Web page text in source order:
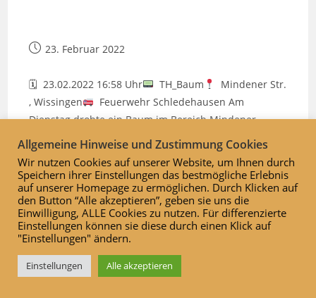
Beitrag23. Februar 2022
🗓 23.02.2022 16:58 Uhr TH_Baum
Mindener Str.
, Wissingen
Feuerwehr Schledehausen Am
Dienstag drohte ein Baum im Bereich Mindener
Straße/Bröckerweg auf die Fahrbahn zu stürzen. Wir
mussten die Straße während des Einsatzes sperren
und konnten die Gefahr beseitigen, in dem der Baum
durch uns kontrolliert gefällt wurde.
WeiterlesenTechnische
Hilfeleistung
–
Baum
Droht
Auf
Allgemeine Hinweise und Zustimmung Cookies
Wir nutzen Cookies auf unserer Website, um Ihnen durch
Speichern ihrer Einstellungen das bestmögliche Erlebnis
auf unserer Homepage zu ermöglichen. Durch Klicken auf
den Button “Alle akzeptieren”, geben sie uns die
Einwilligung, ALLE Cookies zu nutzen. Für differenzierte
Einstellungen können sie diese durch einen Klick auf
"Einstellungen" ändern.
Einstellungen Alle akzeptieren